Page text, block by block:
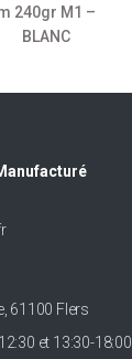
240gr M1 –
BLANC
61100 Flers
et 13:30-18:00